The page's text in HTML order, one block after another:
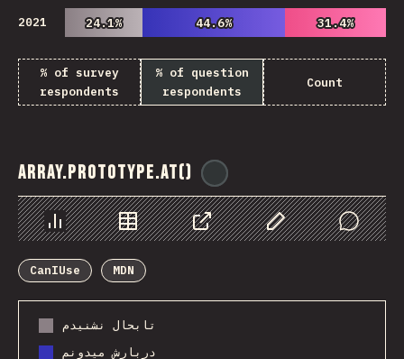
2021 24.1%
24.1% 44.6%
44.6% 31.4%
31.4%
% of survey
respondents
% of question
respondents
Count
Array.prototype.at()
Chart Data Share Customize Data
Comments
CanIUse
MDN
تابحال نشنیدم
دربارش میدونم